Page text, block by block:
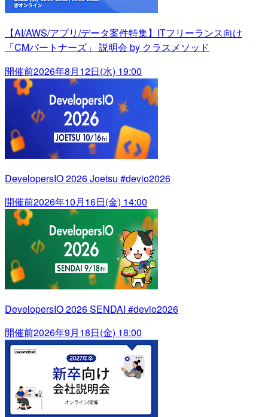
【AI/AWS/アプリ/データ案件特集】ITフリーランス向け
「CMパートナーズ」 説明会 by クラスメソッド
開催前2026年8月12日(水) 19:00
DevelopersIO 2026 Joetsu #devio2026
開催前2026年10月16日(金) 14:00
DevelopersIO 2026 SENDAI #devio2026
開催前2026年9月18日(金) 18:00